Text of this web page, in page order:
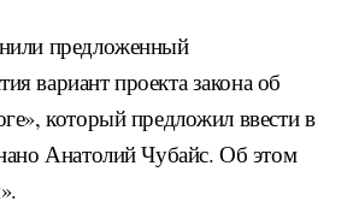
предложенный
вариант проекта закона об
который предложил ввести в
Анатолий Чубайс. Об этом